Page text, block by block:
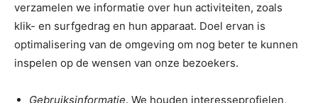
verzamelen we informatie over hun activiteiten, zoals
klik- en surfgedrag en hun apparaat. Doel ervan is
optimalisering van de omgeving om nog beter te kunnen
inspelen op de wensen van onze bezoekers.
Gebruiksinformatie. We houden interesseprofielen,